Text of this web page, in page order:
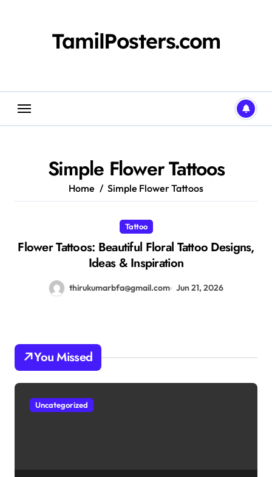
TamilPosters.com
Simple Flower Tattoos
Home Simple Flower Tattoos
Tattoo
Flower Tattoos: Beautiful Floral Tattoo Designs,
Ideas & Inspiration
thirukumarbfa@gmail.com Jun 21, 2026
You Missed
Uncategorized